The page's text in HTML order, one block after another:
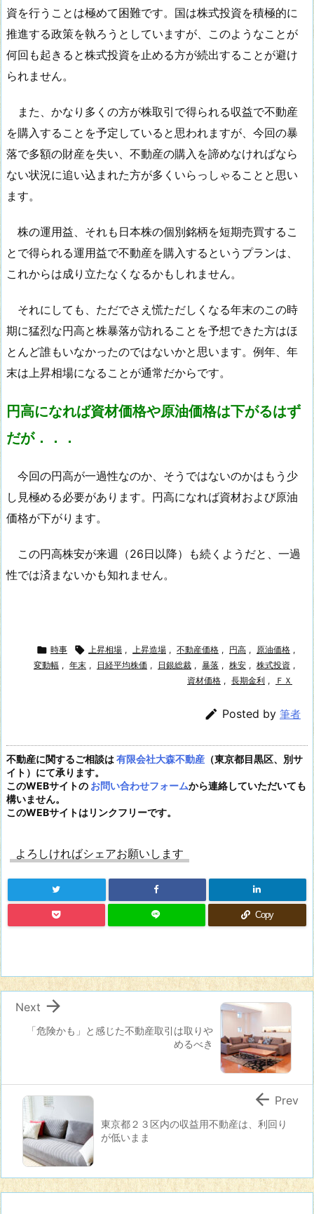
資を行うことは極めて困難です。国は株式投資を積極的に
推進する政策を執ろうとしていますが、このようなことが
何回も起きると株式投資を止める方が続出することが避け
られません。
また、かなり多くの方が株取引で得られる収益で不動産
を購入することを予定していると思われますが、今回の暴
落で多額の財産を失い、不動産の購入を諦めなければなら
ない状況に追い込まれた方が多くいらっしゃることと思い
ます。
株の運用益、それも日本株の個別銘柄を短期売買するこ
とで得られる運用益で不動産を購入するというプランは、
これからは成り立たなくなるかもしれません。
それにしても、ただでさえ慌ただしくなる年末のこの時
期に猛烈な円高と株暴落が訪れることを予想できた方はほ
とんど誰もいなかったのではないかと思います。例年、年
末は上昇相場になることが通常だからです。
円高になれば資材価格や原油価格は下がるはず
だが．．．
今回の円高が一過性なのか、そうではないのかはもう少
し見極める必要があります。円高になれば資材および原油
価格が下がります。
この円高株安が来週（26日以降）も続くようだと、一過
性では済まないかも知れません。
 時事  上昇相場 , 上昇造場 , 不動産価格 , 円高 , 原油価格 ,
変動幅 , 年末 , 日経平均株価 , 日銀総裁 , 暴落 , 株安 , 株式投資 ,
資材価格 , 長期金利 , ＦＸ
 Posted by 筆者
不動産に関するご相談は有限会社大森不動産 （東京都目黒区、別サ
イト）にて承ります。
このWEBサイトの お問い合わせフォームから連絡していただいても
構いません。
このWEBサイトはリンクフリーです。
よろしければシェアお願いします
Copy
「危険かも」と感じた不動産取引は取りや
めるべき

Next
東京都２３区内の収益用不動産は、利回り
が低いまま
 Prev